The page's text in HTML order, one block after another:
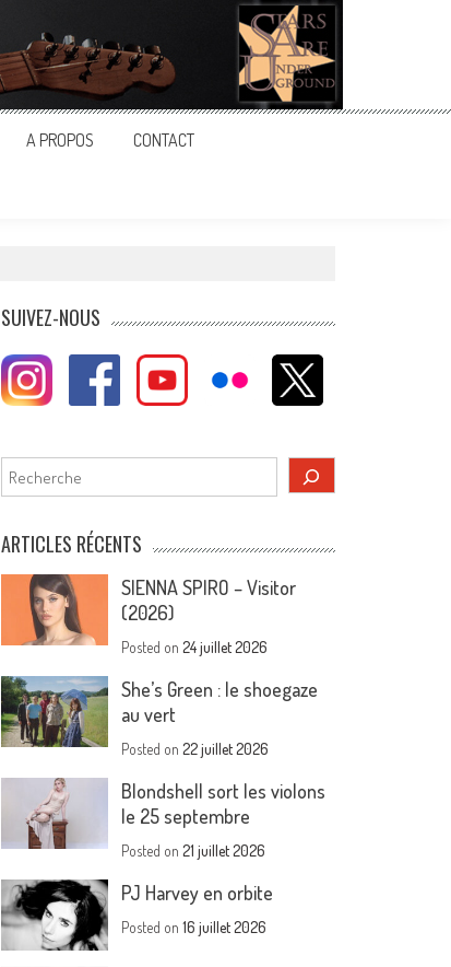
A PROPOS CONTACT
SUIVEZ-NOUS
Rechercher
ARTICLES RÉCENTS
SIENNA SPIRO – Visitor
(2026)
Posted on24 juillet 2026
She’s Green : le shoegaze
au vert
Posted on22 juillet 2026
Blondshell sort les violons
le 25 septembre
Posted on21 juillet 2026
PJ Harvey en orbite
Posted on16 juillet 2026